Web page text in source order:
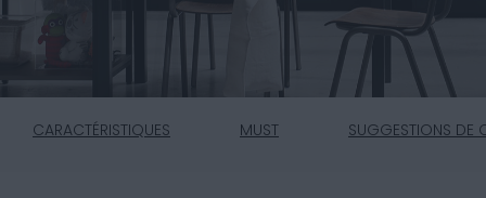
CARACTÉRISTIQUES MUST SUGGESTIONS DE